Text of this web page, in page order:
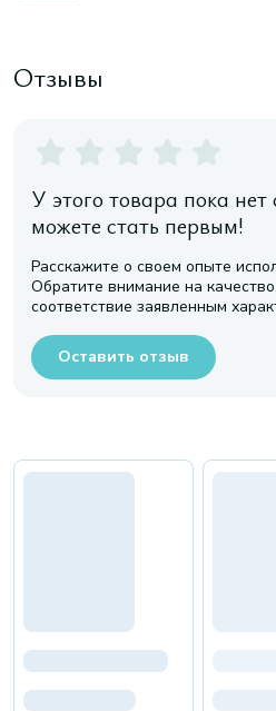
Отзывы
У этого товара пока
можете стать первым!
Расскажите о своем опыте
Обратите внимание на
соответствие заявленным
Оставить отзыв